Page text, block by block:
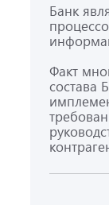
Банк
Факт
состава